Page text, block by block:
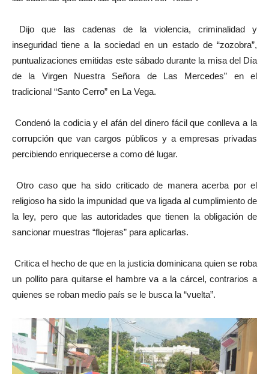
Dijo que las cadenas de la violencia, criminalidad y
inseguridad tiene a la sociedad en un estado de “zozobra”,
puntualizaciones emitidas este sábado durante la misa del Día
de la Virgen Nuestra Señora de Las Mercedes” en el
tradicional “Santo Cerro” en La Vega.
Condenó la codicia y el afán del dinero fácil que conlleva a la
corrupción que van cargos públicos y a empresas privadas
percibiendo enriquecerse a como dé lugar.
Otro caso que ha sido criticado de manera acerba por el
religioso ha sido la impunidad que va ligada al cumplimiento de
la ley, pero que las autoridades que tienen la obligación de
sancionar muestras “flojeras” para aplicarlas.
Critica el hecho de que en la justicia dominicana quien se roba
un pollito para quitarse el hambre va a la cárcel, contrarios a
quienes se roban medio país se le busca la “vuelta”.